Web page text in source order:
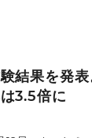
結果を発表
3.5倍に